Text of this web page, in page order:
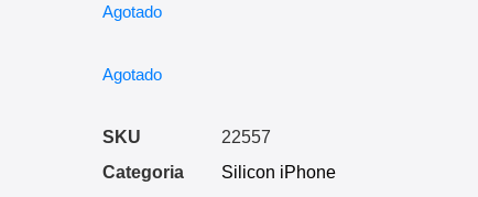
Agotado
Agotado
SKU
22557
Categoria
Silicon iPhone